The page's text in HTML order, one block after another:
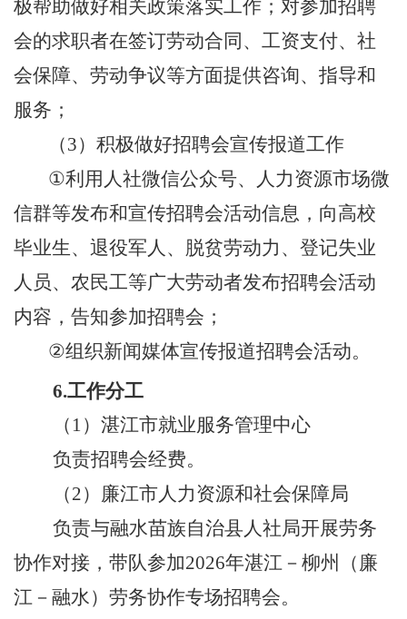
极帮助做好相关政策落实工作；对参加招聘
会的求职者在签订劳动合同、工资支付、社
会保障、劳动争议等方面提供咨询、指导和
服务；
（3）积极做好招聘会宣传报道工作
①利用人社微信公众号、人力资源市场微
信群等发布和宣传招聘会活动信息，向高校
毕业生、退役军人、脱贫劳动力、登记失业
人员、农民工等广大劳动者发布招聘会活动
内容，告知参加招聘会；
②组织新闻媒体宣传报道招聘会活动。
6.工作分工
（ 1）湛江市就业服务管理中心
负责招聘会经费。
（2） 廉江市人力资源和社会保障局
负责与融水苗族自治县人社局开展劳务
协作对接，带队参加2026年湛江－ 柳州（廉
江－ 融水）劳务协作专场招聘会。